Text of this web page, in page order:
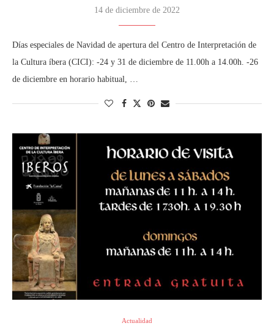
14 de diciembre de 2022
Días especiales de Navidad de apertura del Centro de Interpretación de
la Cultura íbera (CICI): -24 y 31 de diciembre de 11.00h a 14.00h. -26
de diciembre en horario habitual, …
Actualidad